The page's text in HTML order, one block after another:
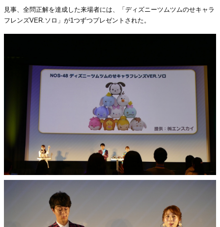
見事、全問正解を達成した来場者には、「ディズニーツムツムのせキャラ
フレンズVER.ソロ」が1つずつプレゼントされた。